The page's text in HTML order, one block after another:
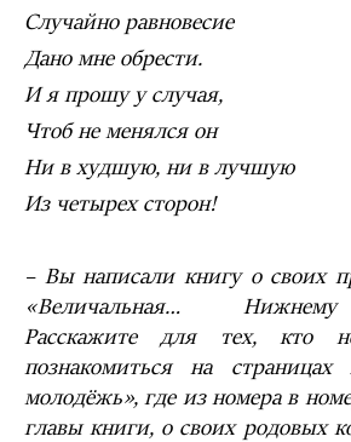
Случайно равновесие
Дано мне обрести.
И я прошу у случая,
Чтоб не менялся он
Ни в худшую, ни в лучшую
Из четырех сторон!
– Вы написали книгу о своих
«Величальная…
Расскажите для тех, кто
познакомиться на
молодёжь», где из номера в
главы книги, о своих родовых